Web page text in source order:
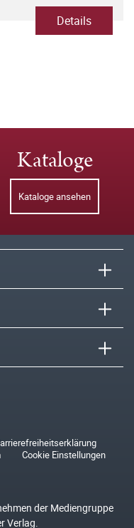
Details
Kataloge
Kataloge ansehen
Cookie Einstellungen
der Mediengruppe
Verlag.